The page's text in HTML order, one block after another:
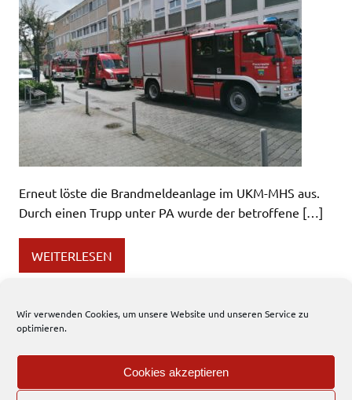
Wir verwenden Cookies, um unsere Website und unseren Service zu
optimieren.
Cookies akzeptieren
Erneut löste die Brandmeldeanlage im UKM-MHS aus.
Durch einen Trupp unter PA wurde der betroffene […]
WEITERLESEN
« 1